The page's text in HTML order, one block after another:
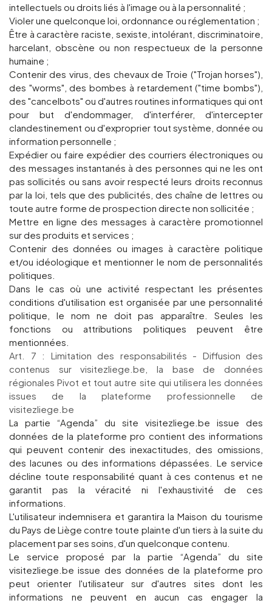
intellectuels ou droits liés à l'image ou à la personnalité ;
Violer une quelconque loi, ordonnance ou réglementation ;
Être à caractère raciste, sexiste, intolérant, discriminatoire,
harcelant, obscène ou non respectueux de la personne
humaine ;
Contenir des virus, des chevaux de Troie ("Trojan horses"),
des "worms", des bombes à retardement ("time bombs"),
des "cancelbots" ou d'autres routines informatiques qui ont
pour but d'endommager, d'interférer, d'intercepter
clandestinement ou d'exproprier tout système, donnée ou
information personnelle ;
Expédier ou faire expédier des courriers électroniques ou
des messages instantanés à des personnes qui ne les ont
pas sollicités ou sans avoir respecté leurs droits reconnus
par la loi, tels que des publicités, des chaîne de lettres ou
toute autre forme de prospection directe non sollicitée ;
Mettre en ligne des messages à caractère promotionnel
sur des produits et services ;
Contenir des données ou images à caractère politique
et/ou idéologique et mentionner le nom de personnalités
politiques.
Dans le cas où une activité respectant les présentes
conditions d'utilisation est organisée par une personnalité
politique, le nom ne doit pas apparaître. Seules les
fonctions ou attributions politiques peuvent être
mentionnées.
Art. 7 : Limitation des responsabilités - Diffusion des
contenus sur visitezliege.be, la base de données
régionales Pivot et tout autre site qui utilisera les données
issues de la plateforme professionnelle de
visitezliege.be
La partie “Agenda” du site visitezliege.be issue des
données de la plateforme pro contient des informations
qui peuvent contenir des inexactitudes, des omissions,
des lacunes ou des informations dépassées. Le service
décline toute responsabilité quant à ces contenus et ne
garantit pas la véracité ni l'exhaustivité de ces
informations.
L'utilisateur indemnisera et garantira la Maison du tourisme
du Pays de Liège contre toute plainte d'un tiers à la suite du
placement par ses soins, d'un quelconque contenu.
Le service proposé par la partie “Agenda” du site
visitezliege.be issue des données de la plateforme pro
peut orienter l'utilisateur sur d'autres sites dont les
informations ne peuvent en aucun cas engager la